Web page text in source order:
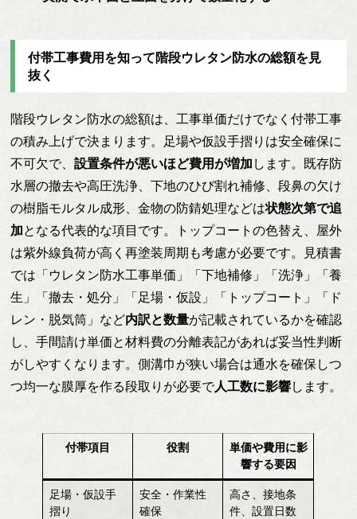
付帯工事費用を知って階段ウレタン防水の総額を見
抜く
階段ウレタン防水の総額は、工事単価だけでなく付帯工事
の積み上げで決まります。足場や仮設手摺りは安全確保に
不可欠で、設置条件が悪いほど費用が増加 します。既存防
水層の撤去や高圧洗浄、下地のひび割れ補修、段鼻の欠け
の樹脂モルタル成形、金物の防錆処理などは状態次第で追
加となる代表的な項目です。トップコートの色替え、屋外
は紫外線負荷が高く再塗装周期も考慮が必要です。見積書
では「ウレタン防水工事単価」「下地補修」「洗浄」「養
生」「撤去・処分」「足場・仮設」「トップコート」「ド
レン・脱気筒」など内訳と数量が記載されているかを確認
し、手間請け単価と材料費の分離表記があれば妥当性判断
がしやすくなります。側溝巾が狭い場合は通水を確保しつ
つ均一な膜厚を作る段取りが必要で人工数に影響します。
付帯項目 役割
単価や費用に影
響する要因
足場・仮設手
摺り
安全・作業性
確保
高さ、接地条
件、設置日数